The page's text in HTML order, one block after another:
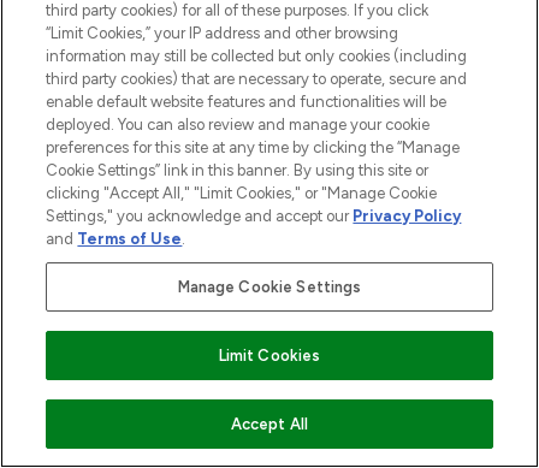
ZUM WARENKORB HINZUFÜGEN
third party cookies) for all of these purposes. If you click
“Limit Cookies,” your IP address and other browsing
information may still be collected but only cookies (including
third party cookies) that are necessary to operate, secure and
enable default website features and functionalities will be
deployed. You can also review and manage your cookie
preferences for this site at any time by clicking the “Manage
Cookie Settings” link in this banner. By using this site or
clicking "Accept All," "Limit Cookies," or "Manage Cookie
Settings," you acknowledge and accept our Privacy Policy
and Terms of Use.
Manage Cookie Settings
Limit Cookies
Accept All